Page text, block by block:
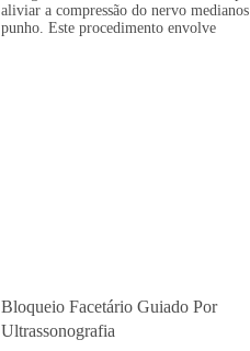
aliviar a compressão do nervo medianos
punho. Este procedimento envolve
Bloqueio Facetário Guiado Por
Ultrassonografia